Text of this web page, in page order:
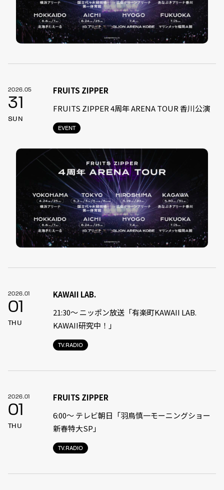
2026.05
31
SUN
EVENT
FRUITS ZIPPER
FRUITS ZIPPER 4周年 ARENA TOUR 香川公演
2026.01
01
THU
TV.RADIO
KAWAII LAB.
21:30〜 ニッポン放送「有楽町KAWAII LAB.
KAWAII研究中！」
2026.01
01
THU
TV.RADIO
FRUITS ZIPPER
6:00〜 テレビ朝日「羽鳥慎一モーニングショー
新春特大SP」